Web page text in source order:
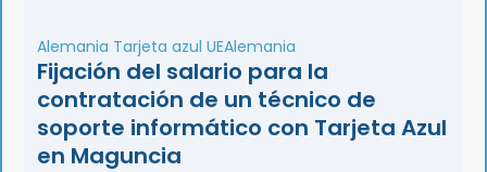
Alemania Tarjeta azul UEAlemania
Fijación del salario para la
contratación de un técnico de
soporte informático con Tarjeta Azul
en Maguncia